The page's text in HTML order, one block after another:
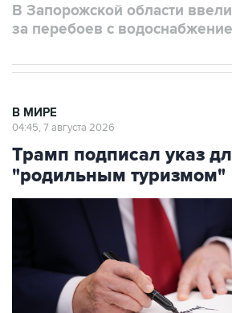
В Запорожской области
за перебоев с
В МИРЕ
04:45, 7 августа 2026
Трамп подписал указ
"родильным туризмом"